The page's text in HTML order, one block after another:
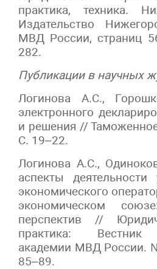
практика, техника.
Издательство
МВД России, страниц
282.
Публикации в научных
Логинова А.С.,
электронного
и решения //
С. 19–22.
Логинова А.С.,
аспекты деятельности
экономического
экономическом
перспектив //
практика: Вестник
академии МВД России.
85–89.